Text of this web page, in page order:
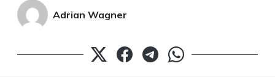
Adrian Wagner